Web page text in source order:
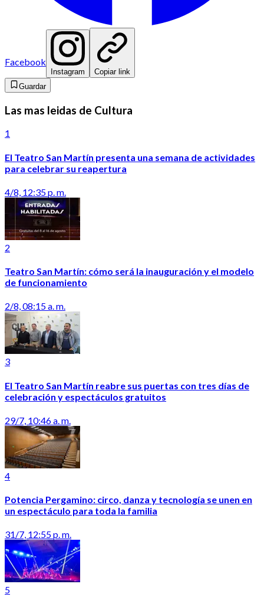
Facebook
Instagram
Copiar link
Guardar
Las mas leidas de Cultura
1
El Teatro San Martín presenta una semana de actividades
para celebrar su reapertura
4/8, 12:35 p. m.
2
Teatro San Martín: cómo será la inauguración y el modelo
de funcionamiento
2/8, 08:15 a. m.
3
El Teatro San Martín reabre sus puertas con tres días de
celebración y espectáculos gratuitos
29/7, 10:46 a. m.
4
Potencia Pergamino: circo, danza y tecnología se unen en
un espectáculo para toda la familia
31/7, 12:55 p. m.
5